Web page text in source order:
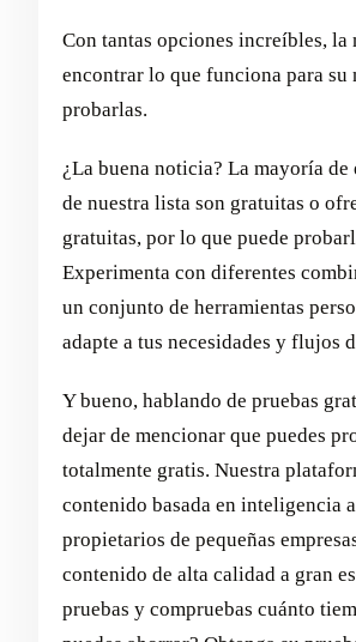
Con tantas opciones increíbles, la
encontrar lo que funciona para su
probarlas.
¿La buena noticia? La mayoría de
de nuestra lista son gratuitas o
gratuitas, por lo que puede
Experimenta con diferentes
un conjunto de herramientas
adapte a tus necesidades y flujos
Y bueno, hablando de pruebas
dejar de mencionar que puedes
totalmente gratis. Nuestra
contenido basada en inteligencia
propietarios de pequeñas
contenido de alta calidad a gran
pruebas y compruebas cuánto